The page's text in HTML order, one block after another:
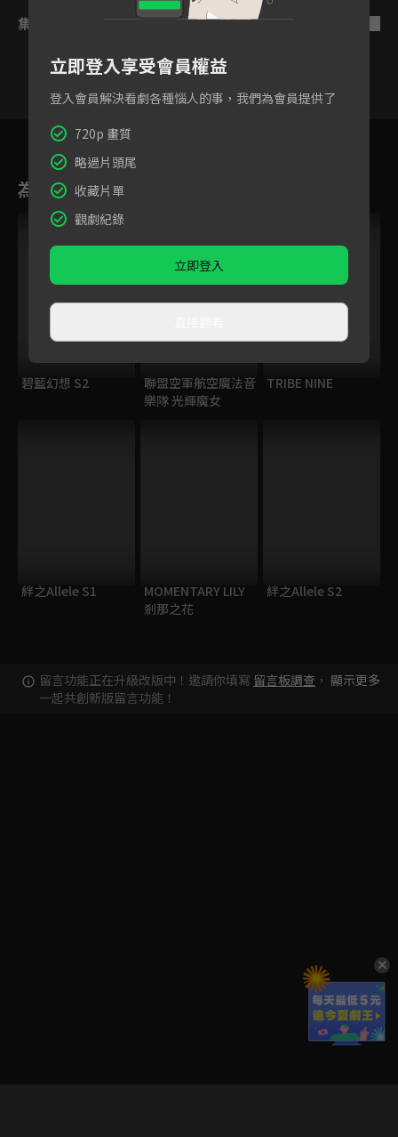
集數列表
為您推薦
碧藍幻想 S2
聯盟空軍航空魔法音
樂隊 光輝魔女
TRIBE NINE
絆之Allele S1
MOMENTARY LILY
剎那之花
絆之Allele S2
留言功能正在升級改版中！邀請你填寫 留言板調查 ，
一起共創新版留言功能！
顯示更多
立即登入享受會員權益
登入會員解決看劇各種惱人的事，我們為會員提供了
720p 畫質
略過片頭尾
收藏片單
觀劇紀錄
立即登入